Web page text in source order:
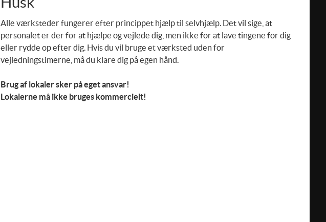
Alle værksteder fungerer efter princippet hjælp til selvhjælp. Det vil sige, at
personalet er der for at hjælpe og vejlede dig, men ikke for at lave tingene for dig
eller rydde op efter dig. Hvis du vil bruge et værksted uden for
vejledningstimerne, må du klare dig på egen hånd.
Brug af lokaler sker på eget ansvar!
Lokalerne må ikke bruges kommercielt!